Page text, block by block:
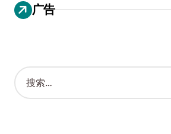
广告
搜
索
：